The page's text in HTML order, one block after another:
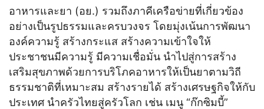
อาหารและยา (อย.) รวมถึงภาคีเครือข่ายที่เกี่ยวข้อง
อย่างเป็นรูปธรรมและครบวงจร โดยมุ่งเน้นการพัฒนา
องค์ความรู้ สร้างกระแส สร้างความเข้าใจให้
ประชาชนมีความรู้ มีความเชื่อมั่น นำไปสู่การสร้าง
เสริมสุขภาพด้วยการบริโภคอาหารให้เป็นยาตามวิถี
ธรรมชาติที่เหมาะสม สร้างรายได้ สร้างเศรษฐกิจให้กับ
ประเทศ นำครัวไทยสู่ครัวโลก เช่น เมนู “ก๊กซิมบี้”